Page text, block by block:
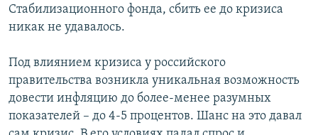
Стабилизационного фонда, сбить ее до кризиса
никак не удавалось.
Под влиянием кризиса у российского
правительства возникла уникальная возможность
довести инфляцию до более-менее разумных
показателей – до 4-5 процентов. Шанс на это давал